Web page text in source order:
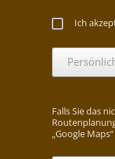
Ich
Falls Sie das
„Google